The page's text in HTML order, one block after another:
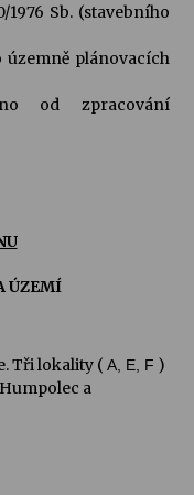
1976 Sb. (stavebního
územně plánovacích
od zpracování
ÚZEMÍ
Tři lokality ( A, E, F )
a